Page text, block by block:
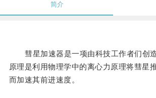
简介
彗星加速器是一项由科技工作者们创
原理是利用物理学中的离心力原理将彗星
而加速其前进速度。